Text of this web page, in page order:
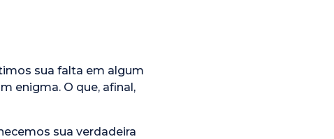
sua falta em algum
enigma. O que, afinal,
sua verdadeira